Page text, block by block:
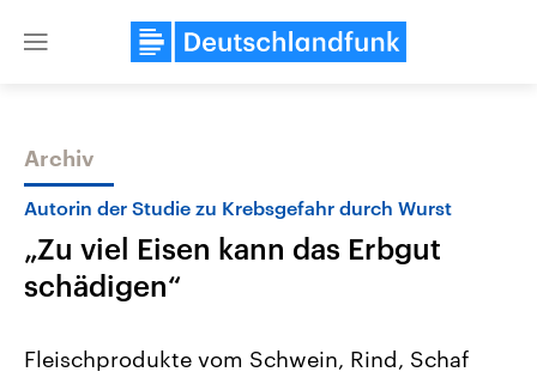
Close
Themen
Archiv
Autorin der Studie zu Krebsgefahr durch Wurst
„Zu viel Eisen kann das Erbgut
schädigen“
Fleischprodukte vom Schwein, Rind, Schaf